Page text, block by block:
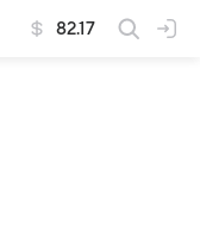
82.17